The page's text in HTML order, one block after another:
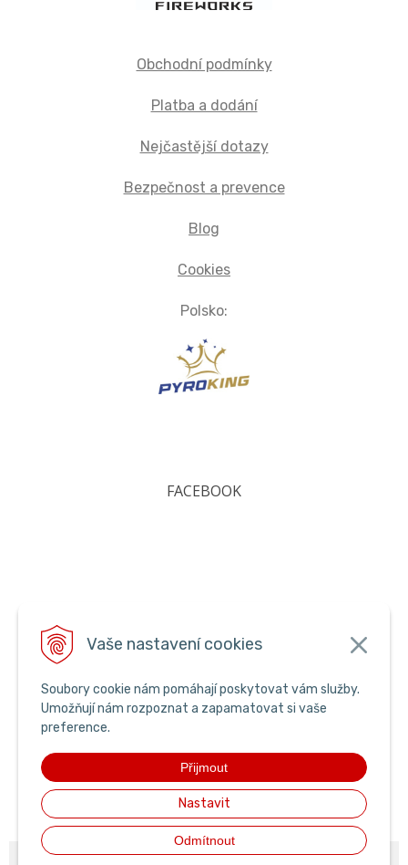
Vaše nastavení cookies
Soubory cookie nám pomáhají poskytovat vám služby.
Umožňují nám rozpoznat a zapamatovat si vaše
preference.
Přijmout
Nastavit
Odmítnout
Obchodní podmínky
Platba a dodání
Nejčastější dotazy
Bezpečnost a prevence
Blog
Cookies
Polsko:
FACEBOOK